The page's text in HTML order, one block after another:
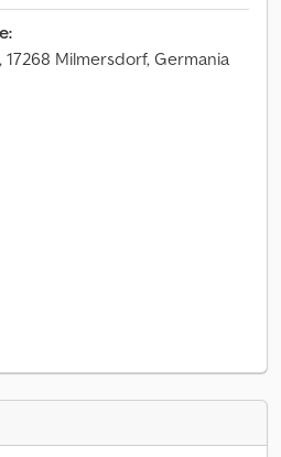
Milmersdorf, Germania